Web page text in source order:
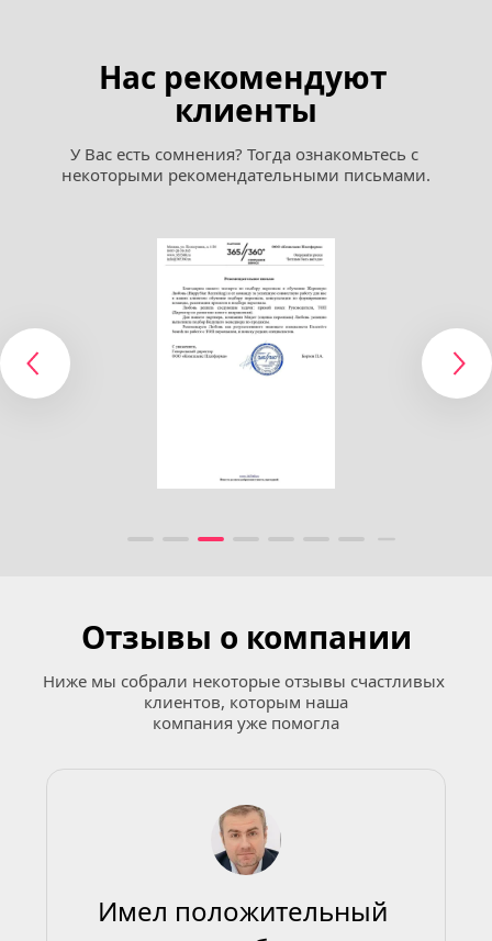
Нас рекомендуют
клиенты
У Вас есть сомнения? Тогда ознакомьтесь с
некоторыми рекомендательными письмами.
Отзывы о компании
Ниже мы собрали некоторые отзывы счастливых
клиентов, которым наша
компания уже помогла
Имел положительный